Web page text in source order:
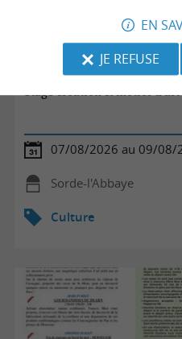
Stage création & métier
07/08/2026 au 09/08/
Sorde-l'Abbaye
Culture
EN
JE REFUSE